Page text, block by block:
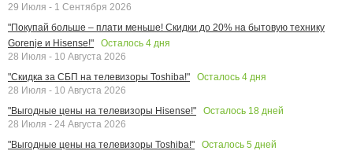
29 Июля - 1 Сентября 2026
"Покупай больше – плати меньше! Скидки до 20% на бытовую технику
Gorenje и Hisense!"
Осталось 4 дня
28 Июля - 10 Августа 2026
"Скидка за СБП на телевизоры Toshiba!"
Осталось 4 дня
28 Июля - 10 Августа 2026
"Выгодные цены на телевизоры Hisense!"
Осталось 18 дней
28 Июля - 24 Августа 2026
"Выгодные цены на телевизоры Toshiba!"
Осталось 5 дней